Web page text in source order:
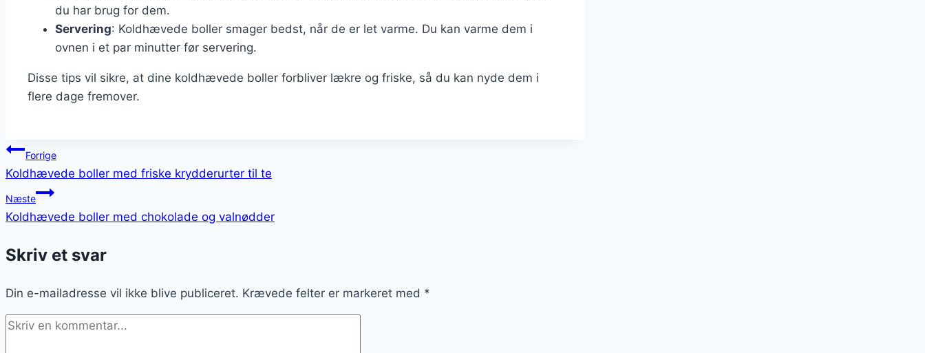
du har brug for dem.
Servering: Koldhævede boller smager bedst, når de er let varme. Du kan varme dem i
ovnen i et par minutter før servering.
Disse tips vil sikre, at dine koldhævede boller forbliver lækre og friske, så du kan nyde dem i
flere dage fremover.
Indlægsnavigation
Forrige
Koldhævede boller med friske krydderurter til te
Næste
Koldhævede boller med chokolade og valnødder
Skriv et svar
Din e-mailadresse vil ikke blive publiceret. Krævede felter er markeret med *